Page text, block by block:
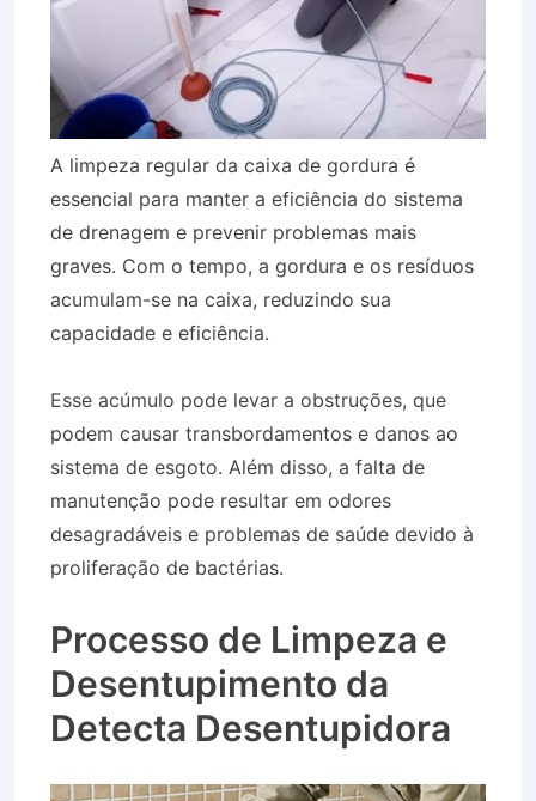
A limpeza regular da caixa de gordura é
essencial para manter a eficiência do sistema
de drenagem e prevenir problemas mais
graves. Com o tempo, a gordura e os resíduos
acumulam-se na caixa, reduzindo sua
capacidade e eficiência.
Esse acúmulo pode levar a obstruções, que
podem causar transbordamentos e danos ao
sistema de esgoto. Além disso, a falta de
manutenção pode resultar em odores
desagradáveis e problemas de saúde devido à
proliferação de bactérias.
Processo de Limpeza e
Desentupimento da
Detecta Desentupidora